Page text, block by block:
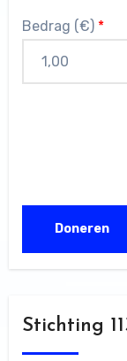
Bedrag (€) *
Stichting